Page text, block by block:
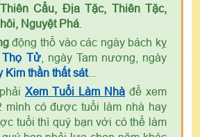
Cẩu, Địa Tặc, Thiên Tặc,
Nguyệt Phá
động thổ vào các ngày bách kỵ
Thọ Tử, ngày Tam nương, ngày
Kim thần thất sát...
Xem Tuổi Làm Nhà để xem
mình có được tuổi làm nhà hay
tuổi thì quý bạn với có thể làm